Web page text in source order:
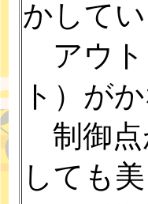
かしてい
アウト
ト）が
制御点
しても